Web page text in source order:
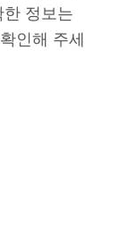
정보는
인해 주세